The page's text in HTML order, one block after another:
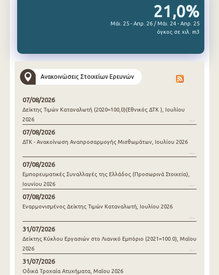
21,0%
Μάι. 25 - Απρ. 26 / Μάι. 24 - Απρ. 25
όγκος σε χιλ. m3
Ανακοινώσεις Στοιχείων Ερευνών
07/08/2026
Δείκτης Τιμών Καταναλωτή (2020=100,0)(Εθνικός ΔΤΚ ), Ιουλίου
2026
07/08/2026
ΔΤΚ - Ανακοίνωση Αναπροσαρμογής Μισθωμάτων, Ιουλίου 2026
07/08/2026
Εμπορευματικές Συναλλαγές της Ελλάδος (Προσωρινά Στοιχεία),
Ιουνίου 2026
07/08/2026
Εναρμονισμένος Δείκτης Τιμών Καταναλωτή, Ιουλίου 2026
31/07/2026
Δείκτης Κύκλου Εργασιών στο Λιανικό Εμπόριο (2021=100.0), Μαΐου
2026
31/07/2026
Οδικά Τροχαία Ατυχήματα, Μαΐου 2026